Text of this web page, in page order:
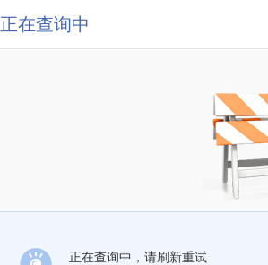
正在查询中
正在查询中，请刷新重试